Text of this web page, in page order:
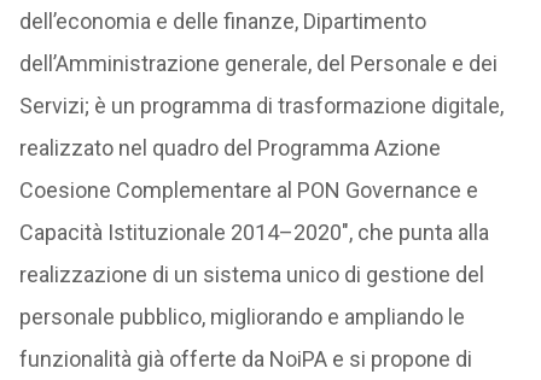
dell’economia e delle finanze, Dipartimento
dell’Amministrazione generale, del Personale e dei
Servizi; è un programma di trasformazione digitale,
realizzato nel quadro del Programma Azione
Coesione Complementare al PON Governance e
Capacità Istituzionale 2014–2020″, che punta alla
realizzazione di un sistema unico di gestione del
personale pubblico, migliorando e ampliando le
funzionalità già offerte da NoiPA e si propone di